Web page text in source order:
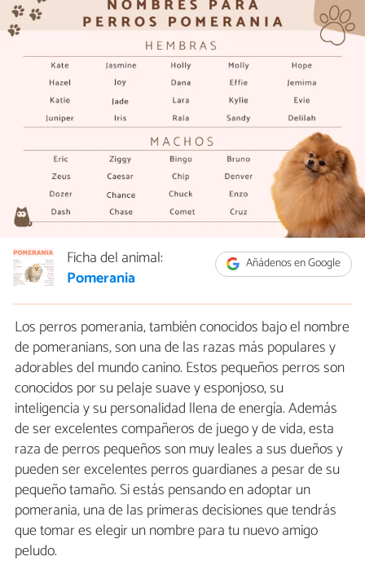
Añádenos en Google
Ficha del animal:
Pomerania
Los perros pomerania, también conocidos bajo el nombre
de pomeranians, son una de las razas más populares y
adorables del mundo canino. Estos pequeños perros son
conocidos por su pelaje suave y esponjoso, su
inteligencia y su personalidad llena de energía. Además
de ser excelentes compañeros de juego y de vida, esta
raza de perros pequeños son muy leales a sus dueños y
pueden ser excelentes perros guardianes a pesar de su
pequeño tamaño. Si estás pensando en adoptar un
pomerania, una de las primeras decisiones que tendrás
que tomar es elegir un nombre para tu nuevo amigo
peludo.